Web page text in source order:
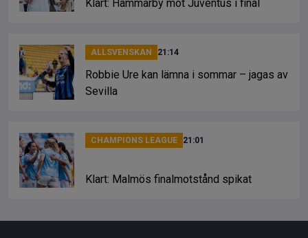
Klart: Hammarby mot Juventus i final
ALLSVENSKAN 21:14
Robbie Ure kan lämna i sommar – jagas av
Sevilla
CHAMPIONS LEAGUE 21:01
Klart: Malmös finalmotstånd spikat